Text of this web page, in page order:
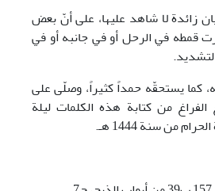
زائدة لا شاهد عليها، على أنّ بعض
قمطه في الرحل أو في جانبه أو في
كما يستحقّه حمداً كثيراً، وصلّى على
من كتابة هذه الكلمات ليلة
من سنة 1444 هـ.